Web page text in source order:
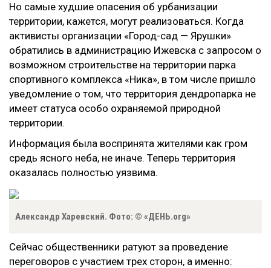
Но самые худшие опасения об урбанизации
территории, кажется, могут реализоваться. Когда
активисты организации «Город-сад — Ярушки»
обратились в администрацию Ижевска с запросом о
возможном строительстве на территории парка
спортивного комплекса «Ника», в том числе пришло
уведомление о том, что территория дендропарка не
имеет статуса особо охраняемой природной
территории.
Информация была воспринята жителями как гром
средь ясного неба, не иначе. Теперь территория
оказалась полностью уязвима.
Александр Харевский. Фото: © «ДЕНЬ.org»
Сейчас общественники ратуют за проведение
переговоров с участием трех сторон, а именно: